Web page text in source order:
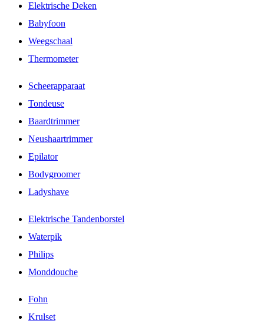
Elektrische Deken
Babyfoon
Weegschaal
Thermometer
Scheerapparaat
Tondeuse
Baardtrimmer
Neushaartrimmer
Epilator
Bodygroomer
Ladyshave
Elektrische Tandenborstel
Waterpik
Philips
Monddouche
Fohn
Krulset